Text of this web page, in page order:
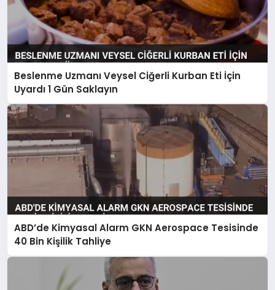
Beslenme Uzmanı Veysel Ciğerli Kurban Eti İçin
Uyardı 1 Gün Saklayın
ABD’de Kimyasal Alarm GKN Aerospace Tesisinde
40 Bin Kişilik Tahliye